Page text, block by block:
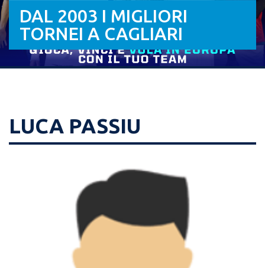
DAL 2003 I MIGLIORI
TORNEI A CAGLIARI
LUCA PASSIU